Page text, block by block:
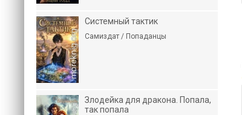
Системный тактик
Самиздат / Попаданцы
Злодейка для дракона. Попала,
так попала